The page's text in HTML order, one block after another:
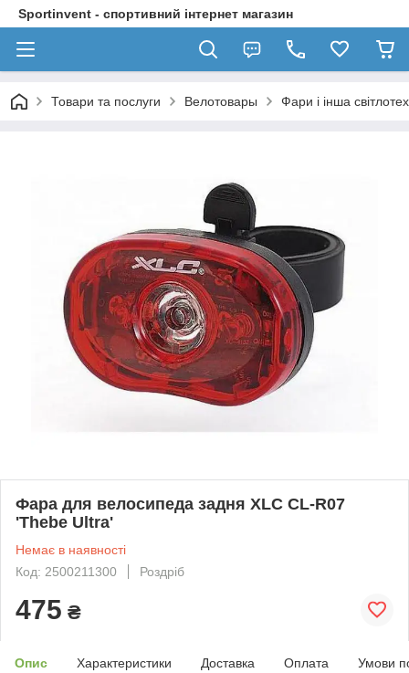
Sportinvent - спортивний інтернет магазин
Товари та послуги Велотовары Фари і інша
Фара для велосипеда задня XLC CL-R07
'Thebe Ultra'
Немає в наявності
Код: 2500211300
Роздріб
475 ₴
Опис Характеристики Доставка Оплата Умови